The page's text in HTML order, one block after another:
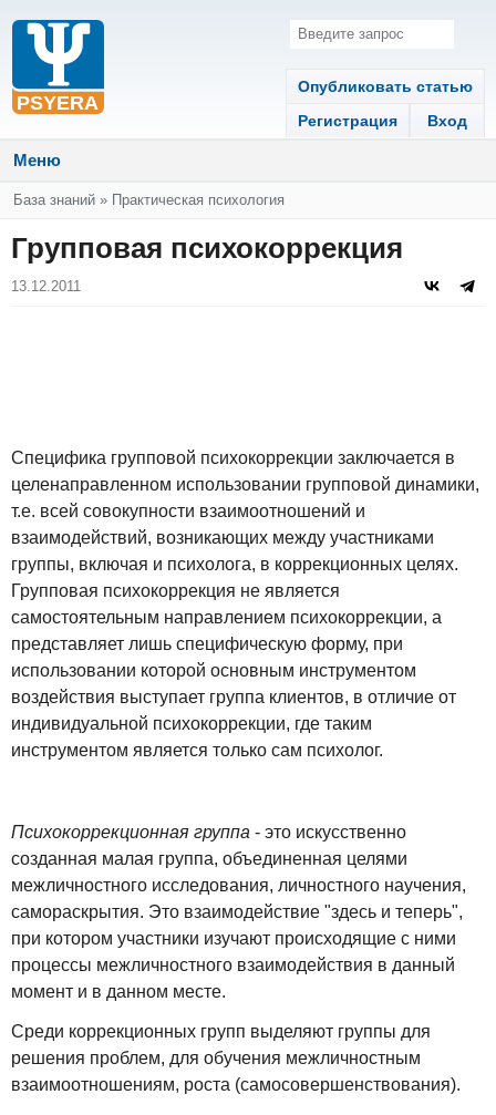
Опубликовать статью
Регистрация
Вход
Меню
Вы здесь
База знаний » Практическая психология
Групповая психокоррекция
13.12.2011
Специфика групповой психокоррекции заключается в
целенаправленном использовании групповой динамики,
т.е. всей совокупности взаимоотношений и
взаимодействий, возникающих между участниками
группы, включая и психолога, в коррекционных целях.
Групповая психокоррекция не является
самостоятельным направлением психокоррекции, а
представляет лишь специфическую форму, при
использовании которой основным инструментом
воздействия выступает группа клиентов, в отличие от
индивидуальной психокоррекции, где таким
инструментом является только сам психолог.
Психокоррекционная группа - это искусственно
созданная малая группа, объединенная целями
межличностного исследования, личностного научения,
самораскрытия. Это взаимодействие "здесь и теперь",
при котором участники изучают происходящие с ними
процессы межличностного взаимодействия в данный
момент и в данном месте.
Среди коррекционных групп выделяют группы для
решения проблем, для обучения межличностным
взаимоотношениям, роста (самосовершенствования).